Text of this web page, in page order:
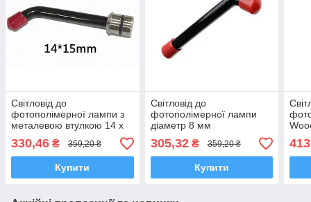
Світловід до
фотополімерної лампи з
металевою втулкою 14 x
15 мм, діаметр 8 мм
330,46 ₴ 359,20 ₴
Купити
Світловід до
фотополімерної лампи
діаметр 8 мм
305,32₴ 359,20 ₴
Купити
21